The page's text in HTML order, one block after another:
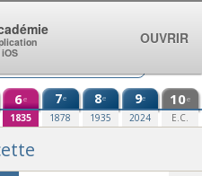
6e
1835
7e
1878
8e
1935
9e
2024
10e
E.C.
OUVRIR